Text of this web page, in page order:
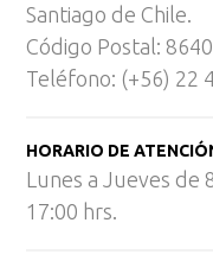
Santiago de Chile.
Código Postal:
Teléfono: (+56) 22
HORARIO DE
Lunes a Jueves de
17:00 hrs.